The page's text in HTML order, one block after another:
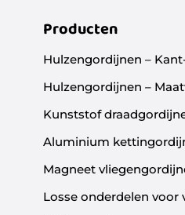
Producten
Hulzengordijnen –
Hulzengordijnen –
Kunststof
Aluminium
Magneet
Losse onderdelen voor